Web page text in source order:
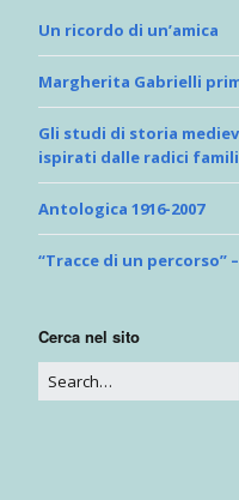
Un ricordo di un’amica
Margherita Gabrielli
Gli studi di storia
ispirati dalle radici
Antologica 1916-2007
“Tracce di un percorso”
Cerca nel sito